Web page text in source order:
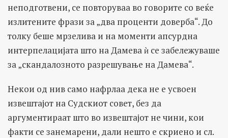
неподготвени, се повторуваа во говорите со веќе
излитените фрази за „два проценти доверба“. До
толку беше мрзелива и на моменти апсурдна
интерпелацијата што на Дамева ѝ се забележуваше
за „скандалозното разрешување на Дамева“.
Некои од нив само нафрлаа дека не е усвоен
извештајот на Судскиот совет, без да
аргументираат што во извештајот не чини, кои
факти се занемарени, дали нешто е скриено и сл.